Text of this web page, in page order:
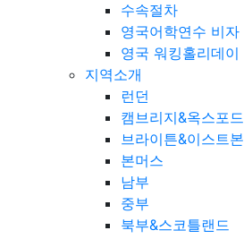
수속절차
영국어학연수 비자
영국 워킹홀리데이
지역소개
런던
캠브리지&옥스포드
브라이튼&이스트본
본머스
남부
중부
북부&스코틀랜드